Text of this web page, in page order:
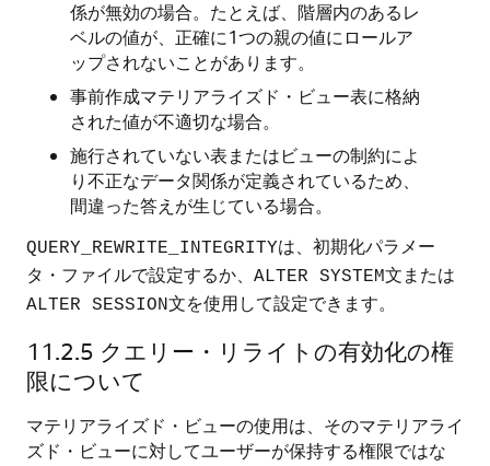
係が無効の場合。たとえば、階層内のあるレ
ベルの値が、正確に1つの親の値にロールア
ップされないことがあります。
事前作成マテリアライズド・ビュー表に格納
された値が不適切な場合。
施行されていない表またはビューの制約によ
り不正なデータ関係が定義されているため、
間違った答えが生じている場合。
QUERY_REWRITE_INTEGRITYは、初期化パラメー
タ・ファイルで設定するか、 ALTER SYSTEM文または
ALTER SESSION文を使用して設定できます。
11.2.5 クエリー・リライトの有効化の権
限について
マテリアライズド・ビューの使用は、そのマテリアライ
ズド・ビューに対してユーザーが保持する権限ではな